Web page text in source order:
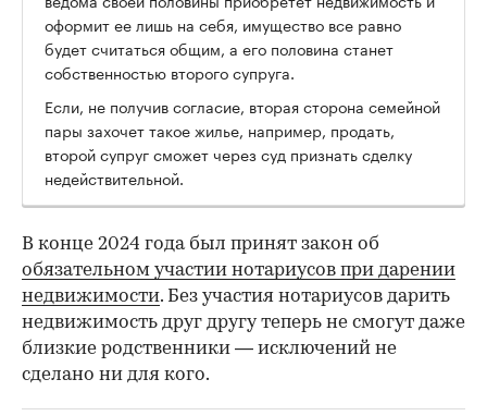
оформит ее лишь на себя, имущество все равно
будет считаться общим, а его половина станет
собственностью второго супруга.
Если, не получив согласие, вторая сторона семейной
пары захочет такое жилье, например, продать,
второй супруг сможет через суд признать сделку
недействительной.
В конце 2024 года был принят закон об
обязательном участии нотариусов при дарении
недвижимости. Без участия нотариусов дарить
недвижимость друг другу теперь не смогут даже
близкие родственники — исключений не
сделано ни для кого.